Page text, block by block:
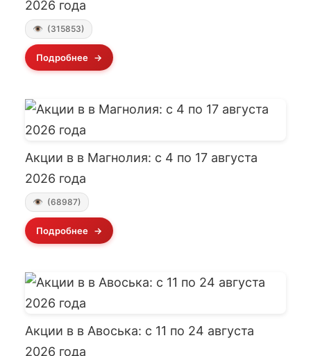
2026 года
(315853)
Подробнее
Акции в в Магнолия: с 4 по 17 августа
2026 года
(68987)
Подробнее
Акции в в Авоська: с 11 по 24 августа
2026 года